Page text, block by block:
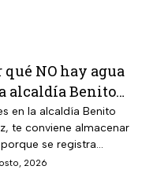
qué NO hay agua
alcaldía Benito
Lista de
afectadas
el viernes
en la alcaldía Benito
te conviene almacenar
se registra
del suministro por
2026